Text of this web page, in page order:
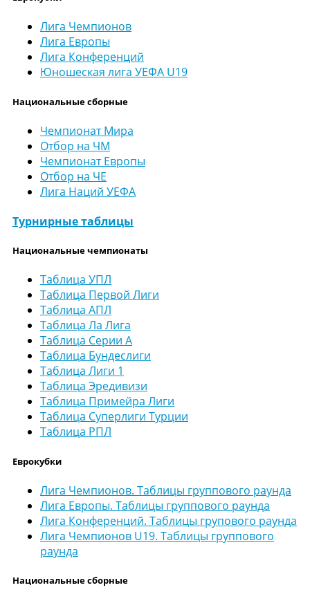
Лига Чемпионов
Лига Европы
Лига Конференций
Юношеская лига УЕФА U19
Национальные сборные
Чемпионат Мира
Отбор на ЧМ
Чемпионат Европы
Отбор на ЧЕ
Лига Наций УЕФА
Турнирные таблицы
Национальные чемпионаты
Таблица УПЛ
Таблица Первой Лиги
Таблица АПЛ
Таблица Ла Лига
Таблица Серии А
Таблица Бундеслиги
Таблица Лиги 1
Таблица Эредивизи
Таблица Примейра Лиги
Таблица Суперлиги Турции
Таблица РПЛ
Еврокубки
Лига Чемпионов. Таблицы группового раунда
Лига Европы. Таблицы группового раунда
Лига Конференций. Таблицы групового раунда
Лига Чемпионов U19. Таблицы группового
раунда
Национальные сборные